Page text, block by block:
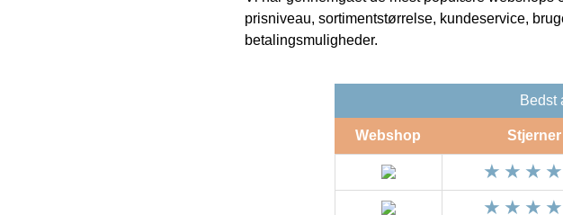
prisniveau, sortimentstørrelse, kundeservice,
betalingsmuligheder.
Bedst
Webshop Stjerner